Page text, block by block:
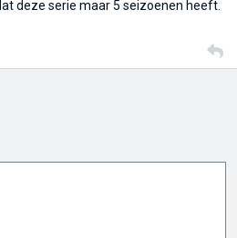
deze serie maar 5 seizoenen heeft.